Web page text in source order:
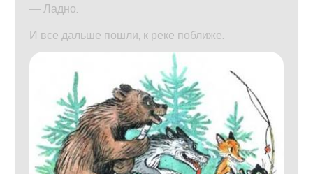
— Ладно.
И все дальше пошли, к реке поближе.